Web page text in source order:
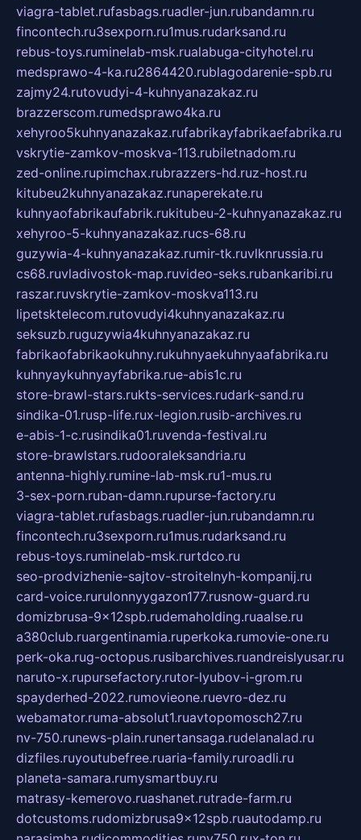
viagra-tablet.rufasbags.ruadler-jun.rubandamn.ru
fincontech.ru3sexporn.ru1mus.rudarksand.ru
rebus-toys.ruminelab-msk.rualabuga-cityhotel.ru
medsprawo-4-ka.ru2864420.rublagodarenie-spb.ru
zajmy24.rutovudyi-4-kuhnyanazakaz.ru
brazzerscom.rumedsprawo4ka.ru
xehyroo5kuhnyanazakaz.rufabrikayfabrikaefabrika.ru
vskrytie-zamkov-moskva-113.rubiletnadom.ru
zed-online.rupimchax.rubrazzers-hd.ruz-host.ru
kitubeu2kuhnyanazakaz.runaperekate.ru
kuhnyaofabrikaufabrik.rukitubeu-2-kuhnyanazakaz.ru
xehyroo-5-kuhnyanazakaz.rucs-68.ru
guzywia-4-kuhnyanazakaz.rumir-tk.ruvlknrussia.ru
cs68.ruvladivostok-map.ruvideo-seks.rubankaribi.ru
raszar.ruvskrytie-zamkov-moskva113.ru
lipetsktelecom.rutovudyi4kuhnyanazakaz.ru
seksuzb.ruguzywia4kuhnyanazakaz.ru
fabrikaofabrikaokuhny.rukuhnyaekuhnyaafabrika.ru
kuhnyaykuhnyayfabrika.rue-abis1c.ru
store-brawl-stars.rukts-services.rudark-sand.ru
sindika-01.rusp-life.rux-legion.rusib-archives.ru
e-abis-1-c.rusindika01.ruvenda-festival.ru
store-brawlstars.rudooraleksandria.ru
antenna-highly.rumine-lab-msk.ru1-mus.ru
3-sex-porn.ruban-damn.rupurse-factory.ru
viagra-tablet.rufasbags.ruadler-jun.rubandamn.ru
fincontech.ru3sexporn.ru1mus.rudarksand.ru
rebus-toys.ruminelab-msk.rurtdco.ru
seo-prodvizhenie-sajtov-stroitelnyh-kompanij.ru
card-voice.rurulonnyygazon177.rusnow-guard.ru
domizbrusa-9x12spb.rudemaholding.ruaalse.ru
a380club.ruargentinamia.ruperkoka.rumovie-one.ru
perk-oka.rug-octopus.rusibarchives.ruandreislyusar.ru
naruto-x.rupursefactory.rutor-lyubov-i-grom.ru
spayderhed-2022.rumovieone.ruevro-dez.ru
webamator.ruma-absolut1.ruavtopomosch27.ru
nv-750.runews-plain.runertansaga.rudelanalad.ru
dizfiles.ruyoutubefree.ruaria-family.ruroadli.ru
planeta-samara.rumysmartbuy.ru
matrasy-kemerovo.ruashanet.rutrade-farm.ru
dotcustoms.rudomizbrusa9x12spb.ruautodamp.ru